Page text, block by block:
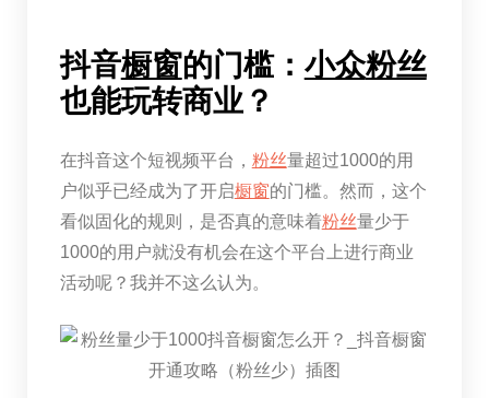
抖音橱窗的门槛： 小众粉丝
也能玩转商业？
在抖音这个短视频平台， 粉丝量超过1000的用
户似乎已经成为了开启橱窗的门槛。然而，这个
看似固化的规则，是否真的意味着粉丝量少于
1000的用户就没有机会在这个平台上进行商业
活动呢？我并不这么认为。